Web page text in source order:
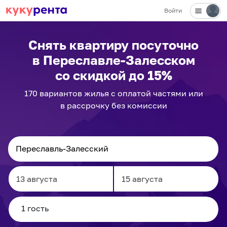
Войти
Снять квартиру посуточно
в Переславле-Залесском
со скидкой до 15%
170 вариантовжилья с оплатой частями или
в рассрочку без комиссии
Navigate
forward
to
Navigate
to
✕